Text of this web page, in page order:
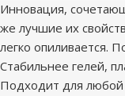
Инновация,
же лучшие их
легко опиливается.
Стабильнее гелей,
Подходит для